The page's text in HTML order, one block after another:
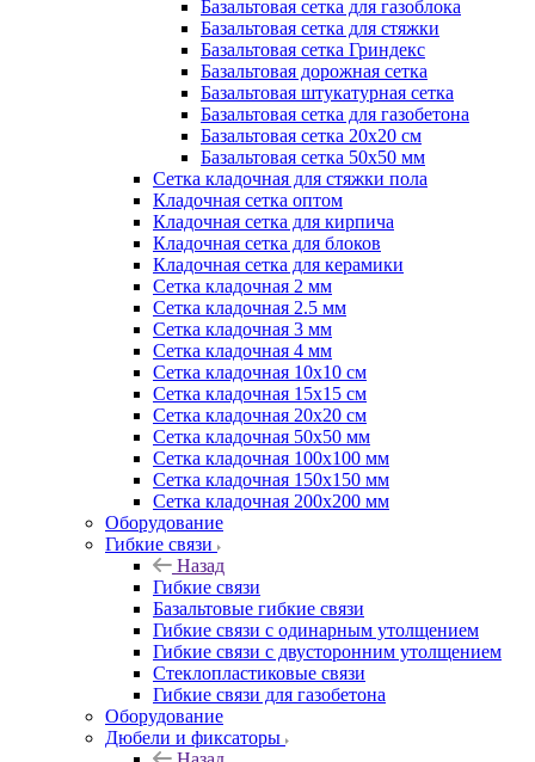
Базальтовая сетка для газоблока
Базальтовая сетка для стяжки
Базальтовая сетка Гриндекс
Базальтовая дорожная сетка
Базальтовая штукатурная сетка
Базальтовая сетка для газобетона
Базальтовая сетка 20x20 см
Базальтовая сетка 50x50 мм
Сетка кладочная для стяжки пола
Кладочная сетка оптом
Кладочная сетка для кирпича
Кладочная сетка для блоков
Кладочная сетка для керамики
Сетка кладочная 2 мм
Сетка кладочная 2.5 мм
Сетка кладочная 3 мм
Сетка кладочная 4 мм
Сетка кладочная 10x10 см
Сетка кладочная 15x15 см
Сетка кладочная 20x20 см
Сетка кладочная 50x50 мм
Сетка кладочная 100x100 мм
Сетка кладочная 150x150 мм
Сетка кладочная 200x200 мм
Оборудование
Гибкие связи
Назад
Гибкие связи
Базальтовые гибкие связи
Гибкие связи с одинарным утолщением
Гибкие связи с двусторонним утолщением
Стеклопластиковые связи
Гибкие связи для газобетона
Оборудование
Дюбели и фиксаторы